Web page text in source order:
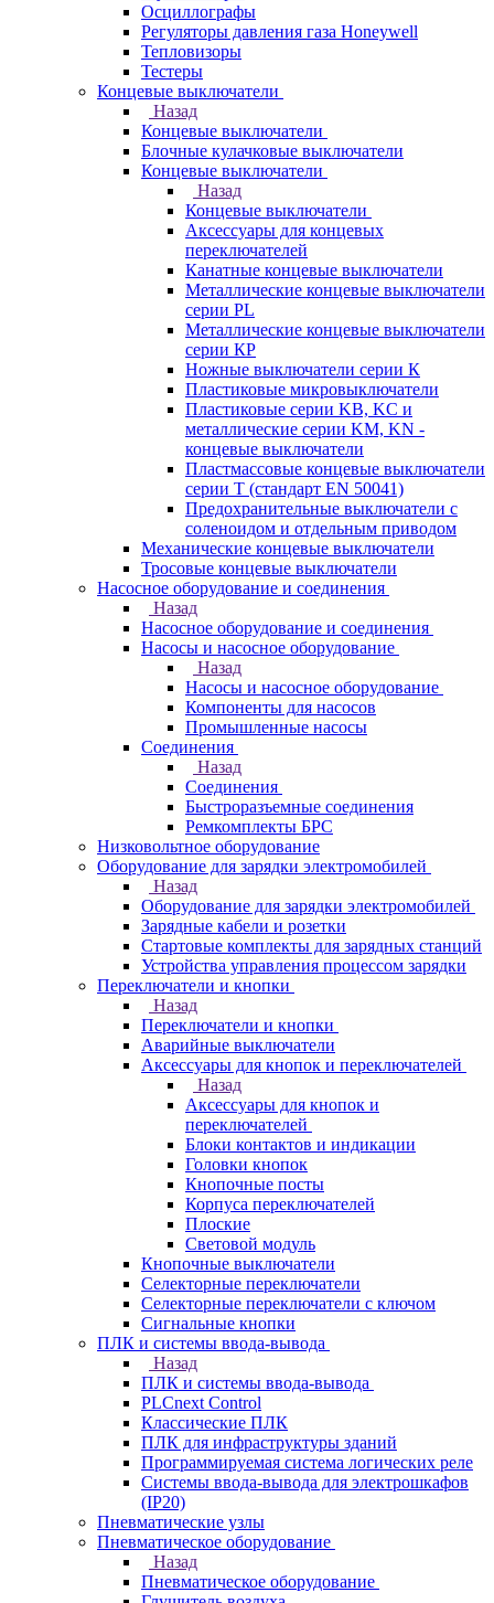
Осциллографы
Регуляторы давления газа Honeywell
Тепловизоры
Тестеры
Концевые выключатели
Назад
Концевые выключатели
Блочные кулачковые выключатели
Концевые выключатели
Назад
Концевые выключатели
Аксессуары для концевых
переключателей
Канатные концевые выключатели
Металлические концевые выключатели
серии PL
Металлические концевые выключатели
серии КP
Ножные выключатели серии К
Пластиковые микровыключатели
Пластиковые серии KB, KC и
металлические серии KM, KN -
концевые выключатели
Пластмассовые концевые выключатели
серии T (стандарт EN 50041)
Предохранительные выключатели с
соленоидом и отдельным приводом
Механические концевые выключатели
Тросовые концевые выключатели
Насосное оборудование и соединения
Назад
Насосное оборудование и соединения
Насосы и насосное оборудование
Назад
Насосы и насосное оборудование
Компоненты для насосов
Промышленные насосы
Соединения
Назад
Соединения
Быстроразъемные соединения
Ремкомплекты БРС
Низковольтное оборудование
Оборудование для зарядки электромобилей
Назад
Оборудование для зарядки электромобилей
Зарядные кабели и розетки
Стартовые комплекты для зарядных станций
Устройства управления процессом зарядки
Переключатели и кнопки
Назад
Переключатели и кнопки
Аварийные выключатели
Аксессуары для кнопок и переключателей
Назад
Аксессуары для кнопок и
переключателей
Блоки контактов и индикации
Головки кнопок
Кнопочные посты
Корпуса переключателей
Плоские
Световой модуль
Кнопочные выключатели
Селекторные переключатели
Селекторные переключатели с ключом
Сигнальные кнопки
ПЛК и системы ввода-вывода
Назад
ПЛК и системы ввода-вывода
PLCnext Control
Классические ПЛК
ПЛК для инфраструктуры зданий
Программируемая система логических реле
Системы ввода-вывода для электрошкафов
(IP20)
Пневматические узлы
Пневматическое оборудование
Назад
Пневматическое оборудование